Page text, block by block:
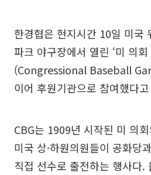
한경협은 현지시간 10일 미국
파크 야구장에서 열린 ‘미 의
(Congressional Baseball
이어 후원기관으로 참여했다
CBG는 1909년 시작된 미 의
미국 상·하원의원들이 공화당
직접 선수로 출전하는 행사다.